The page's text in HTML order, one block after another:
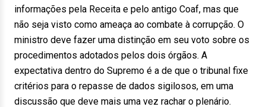
informações pela Receita e pelo antigo Coaf, mas que
não seja visto como ameaça ao combate à corrupção. O
ministro deve fazer uma distinção em seu voto sobre os
procedimentos adotados pelos dois órgãos. A
expectativa dentro do Supremo é a de que o tribunal fixe
critérios para o repasse de dados sigilosos, em uma
discussão que deve mais uma vez rachar o plenário.